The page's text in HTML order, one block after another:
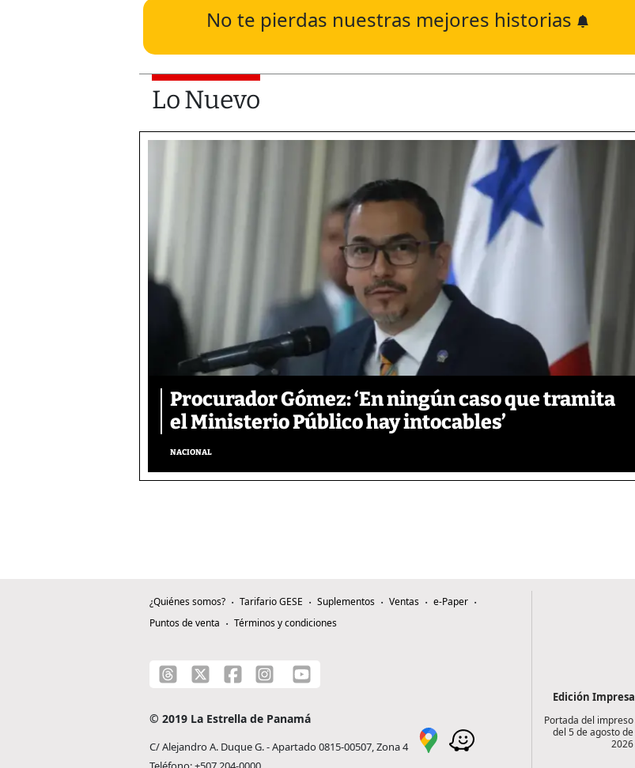
No te pierdas nuestras mejores historias
Lo Nuevo
Procurador Gómez: ‘En ningún caso que tramita
el Ministerio Público hay intocables’
NACIONAL
¿Quiénes somos? Tarifario GESE Suplementos Ventas
e-Paper
Puntos de venta
Términos y condiciones
© 2019 La Estrella de Panamá
C/ Alejandro A. Duque G. - Apartado 0815-00507, Zona 4
Edición Impresa
Portada del impreso
del 5 de agosto de
2026